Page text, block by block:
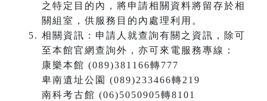
之特定目的內，將申請相關資料將留存於相
關組室，供服務目的內處理利用。
相關資訊：申請人就查詢有關之資訊，除可
至本館官網查詢外，亦可來電服務專線：
康樂本館 (089)381166轉777
卑南遺址公園 (089)233466轉219
南科考古館 (06)5050905轉8101